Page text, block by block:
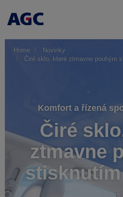
Home
Novinky
Čiré sklo, které ztmavne pouhým
Komfort a řízená
Čiré
ztmavne